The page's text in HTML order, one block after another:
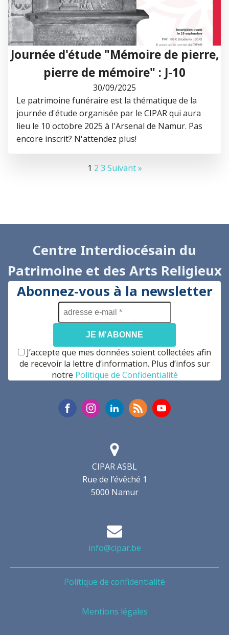
Journée d'étude "Mémoire de pierre,
pierre de mémoire" : J-10
30/09/2025
Le patrimoine funéraire est la thématique de la
journée d'étude organisée par le CIPAR qui aura
lieu le 10 octobre 2025 à l'Arsenal de Namur. Pas
encore inscrit? N'attendez plus!
1 2 3 Suivant »
Centre Interdiocésain du
Patrimoine et des Arts Religieux
CIPAR ASBL
Rue de l’évêché 1
5000 Namur
info@cipar.be
Politique de confidentialité
Mentions légales
Abonnez-vous à la newsletter
adresse
e-
mail
*
J’accepte que mes données soient collectées afin
de recevoir la lettre d’information. Plus d’infos sur
notre Politique de Confidentialité